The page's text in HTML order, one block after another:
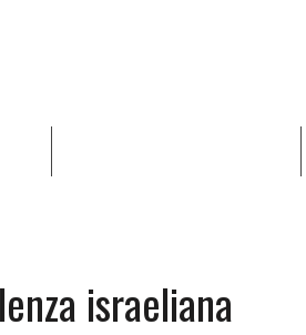
israeliana